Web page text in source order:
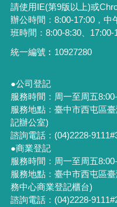
請使用IE(第9版以上)或
辦公時間：8:00-17:00，中
班時間：8:00-8:30、17:00-
統一編號︰ 10927280
●公司登記
服務時間：周一至周五
服務地點：臺中市西屯區
記辦公室)
諮詢電話：(04)2228-
●商業登記
服務時間：周一至周五
服務地點：臺中市西屯區
務中心商業登記櫃台)
諮詢電話：(04)2228-